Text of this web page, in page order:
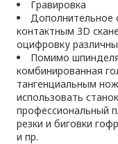
Гравировка
Дополнительное
контактным 3D
оцифровку
Помимо
комбинированная
тангенциальным
использовать
профессиональный
резки и биговки
и пр.